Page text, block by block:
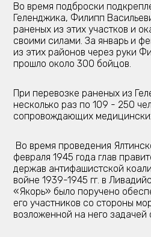
Во время подброски
Геленджика, Филипп
раненых из этих участков и
своими силами. За январь и
из этих районов через руки
прошло около 300 бойцов.
При перевозке раненых из
несколько раз по 109 - 250
сопровождающих
Во время проведения
февраля 1945 года глав
держав антифашистской
войне 1939-1945 гг. в
«Якорь» было поручено
его участников со стороны
возложенной на него задачей